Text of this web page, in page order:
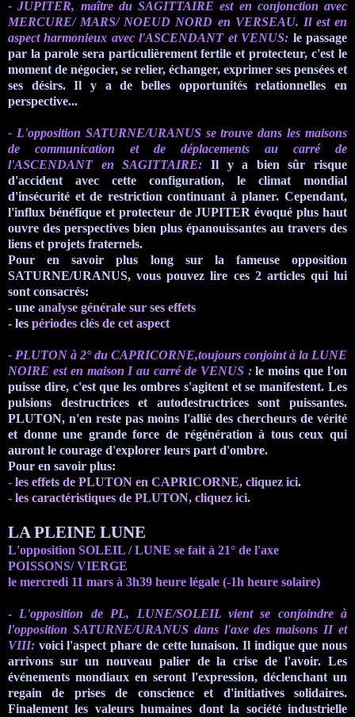
- JUPITER, maître du SAGITTAIRE est en conjonction avec
MERCURE/ MARS/ NOEUD NORD en VERSEAU. Il est en
aspect harmonieux avecl'ASCENDANTet VENUS: le passage
par la parole sera particulièrement fertile et protecteur, c'est le
moment de négocier, se relier, échanger, exprimer ses pensées et
ses désirs. Il y a de belles opportunités relationnelles en
perspective...
- L'opposition SATURNE/URANUSse trouve dans les maisons
de communication et de déplacements au carré de
l'ASCENDANTen SAGITTAIRE: Il y a bien sûr risque
d'accident avec cette configuration, le climat mondial
d'insécurité et de restriction continuant à planer. Cependant,
l'influx bénéfique et protecteur de JUPITER évoqué plus haut
ouvre des perspectives bien plus épanouissantes au travers des
liens et projets fraternels.
Pour en savoir plus long sur la fameuse opposition
SATURNE/URANUS, vous pouvez lire ces 2 articles qui lui
sont consacrés:
- une analyse générale sur ses effets
- les périodes clés de cet aspect
- PLUTON à 2° du CAPRICORNE,toujours conjoint à la LUNE
NOIRE est en maison I au carré de VENUS :le moins que l'on
puisse dire, c'est que les ombres s'agitentet se manifestent. Les
pulsions destructrices et autodestructrices sont puissantes.
PLUTON, n'en reste pas moins l'allié des chercheurs de vérité
et donne une grande force de régénération à tous ceux qui
auront le courage d'explorer leurs part d'ombre.
Pour en savoir plus:
- les effets de PLUTON en CAPRICORNE, cliquez ici.
- les caractéristiques de PLUTON, cliquez ici.
LA PLEINE LUNE
L'opposition SOLEIL / LUNE se fait à 21° de l'axe
POISSONS/ VIERGE
le mercredi 11 mars à 3h39 heure légale (-1h heure solaire)
- L'opposition de PL, LUNE/SOLEIL vient se conjoindre à
l'opposition SATURNE/URANUSdans l'axe des maisons IIet
VIII: voici l'aspect phare de cette lunaison. Il indique que nous
arrivons sur un nouveau palier de la crise del'avoir. Les
événements mondiaux en seront l'expression, déclenchant un
regain de prises de conscience et d'initiatives solidaires.
Finalement les valeurs humaines dont la société industrielle